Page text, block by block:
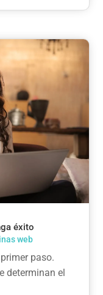
éxito
web
paso.
determinan el